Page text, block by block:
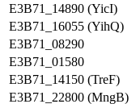
E3B71_14890 (YicI)
E3B71_16055 (YihQ)
E3B71_08290
E3B71_01580
E3B71_14150 (TreF)
E3B71_22800 (MngB)